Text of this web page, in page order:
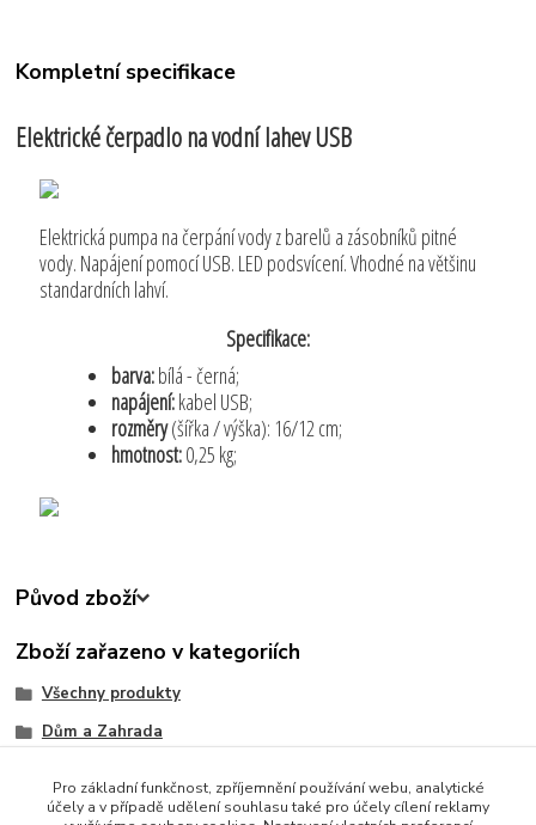
Kompletní specifikace
Elektrické čerpadlo na vodní lahev USB
Elektrická pumpa na čerpání vody z barelů a zásobníků pitné
vody. Napájení pomocí USB. LED podsvícení. Vhodné na většinu
standardních lahví.
Specifikace:
barva:bílá - černá;
napájení:kabel USB;
rozměry(šířka / výška): 16/12 cm;
hmotnost:0,25 kg;
Původ zboží
Zboží zařazeno v kategoriích
Všechny produkty
Dům a Zahrada
Kuchyňské potřeby
Pro základní funkčnost, zpříjemnění používání webu, analytické
účely a v případě udělení souhlasu také pro účely cílení reklamy